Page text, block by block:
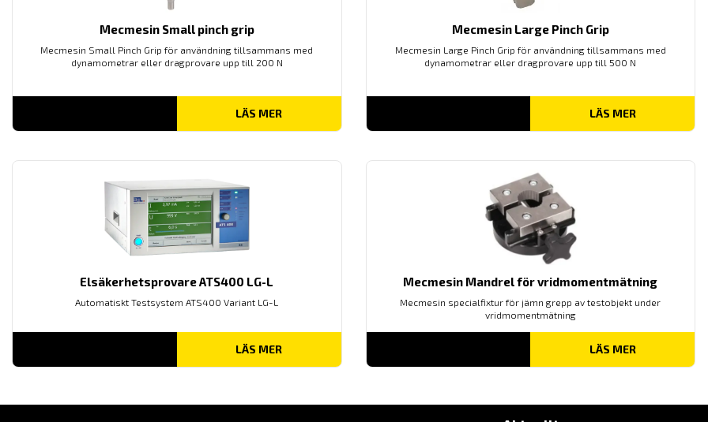
Mecmesin Small pinch grip
Mecmesin Small Pinch Grip för användning tillsammans med
dynamometrar eller dragprovare upp till 200 N
LÄS MER
Mecmesin Large Pinch Grip
Mecmesin Large Pinch Grip för användning tillsammans med
dynamometrar eller dragprovare upp till 500 N
LÄS MER
Elsäkerhetsprovare ATS400 LG-L
Automatiskt Testsystem ATS400 Variant LG-L
LÄS MER
Mecmesin Mandrel för vridmomentmätning
Mecmesin specialfixtur för jämn grepp av testobjekt under
vridmomentmätning
LÄS MER